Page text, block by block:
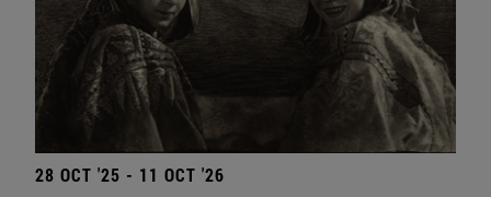
28 OCT '25 - 11 OCT '26